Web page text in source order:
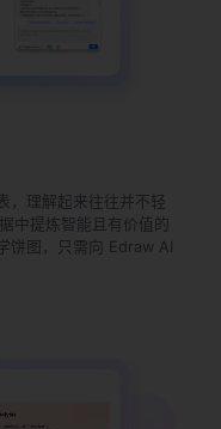
，理解起来往往并不轻
中提炼智能且有价值的
饼图，只需向 Edraw AI